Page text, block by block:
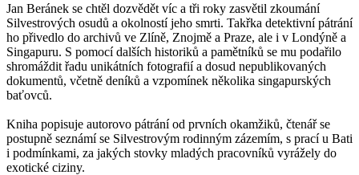
Jan Beránek se chtěl dozvědět víc a tři roky zasvětil zkoumání
Silvestrových osudů a okolností jeho smrti. Takřka detektivní pátrání
ho přivedlo do archivů ve Zlíně, Znojmě a Praze, ale i v Londýně a
Singapuru. S pomocí dalších historiků a pamětníků se mu podařilo
shromáždit řadu unikátních fotografií a dosud nepublikovaných
dokumentů, včetně deníků a vzpomínek několika singapurských
baťovců.
Kniha popisuje autorovo pátrání od prvních okamžiků, čtenář se
postupně seznámí se Silvestrovým rodinným zázemím, s prací u Bati
i podmínkami, za jakých stovky mladých pracovníků vyrážely do
exotické ciziny.